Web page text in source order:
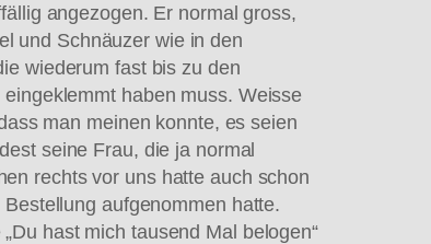
angezogen. Er normal gross,
und Schnäuzer wie in den
wiederum fast bis zu den
haben muss. Weisse
man meinen konnte, es seien
seine Frau, die ja normal
rechts vor uns hatte auch schon
aufgenommen hatte.
hast mich tausend Mal belogen“